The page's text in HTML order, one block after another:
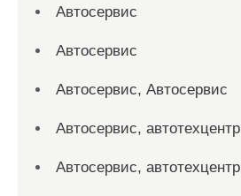
Автосервис
Автосервис
Автосервис, Автосервис
Автосервис, автотехцентр
Автосервис, автотехцентр